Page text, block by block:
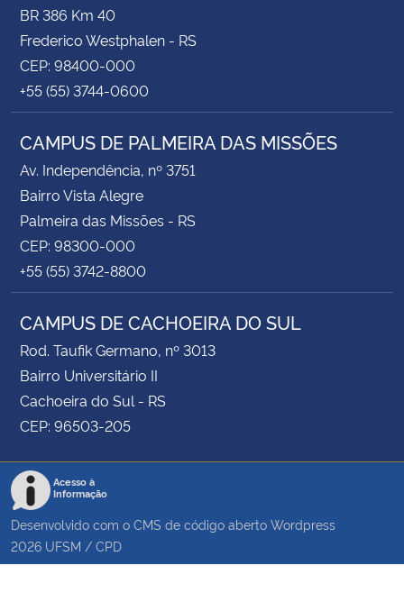
BR 386 Km 40
Frederico Westphalen - RS
CEP: 98400-000
+55 (55) 3744-0600
CAMPUS DE PALMEIRA DAS MISSÕES
Av. Independência, nº 3751
Bairro Vista Alegre
Palmeira das Missões - RS
CEP: 98300-000
+55 (55) 3742-8800
CAMPUS DE CACHOEIRA DO SUL
Rod. Taufik Germano, nº 3013
Bairro Universitário II
Cachoeira do Sul - RS
CEP: 96503-205
Acesso à
Informação
Desenvolvido com o CMS de código aberto Wordpress
2026 UFSM / CPD